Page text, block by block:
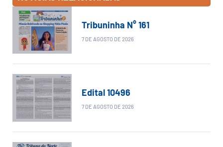
Tribuninha N° 161
7 DE AGOSTO DE 2026
Edital 10496
7 DE AGOSTO DE 2026